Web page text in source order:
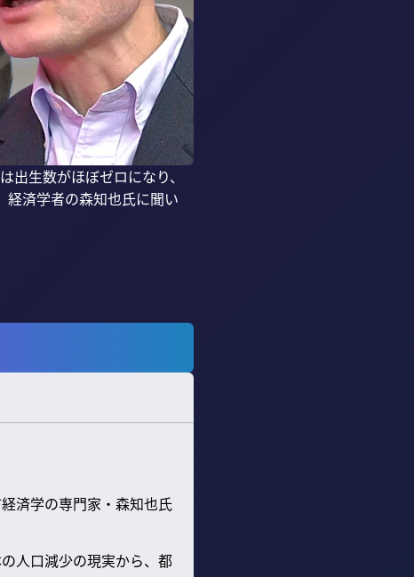
生数がほぼゼロになり、
経済学者の森知也氏に聞い
済学の専門家・森知也氏
人口減少の現実から、都